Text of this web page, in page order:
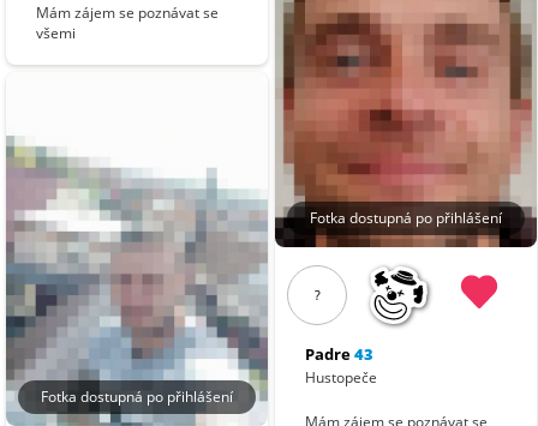
Mám zájem se poznávat se
všemi
Fotka dostupná po přihlášení
Fotka dostupná po přihlášení
?
Padre43
Hustopeče